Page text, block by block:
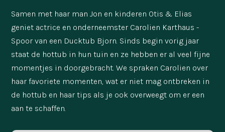
Samen met haar man Jon en kinderen Otis & Elias
geniet actrice en onderneemster Carolien Karthaus -
Spoor van een Ducktub Bjorn. Sinds begin vorig jaar
staat de hottub in hun tuin en ze hebben er al veel fijne
momentjes in doorgebracht. We spraken Carolien over
haar favoriete momenten, wat er niet mag ontbreken in
de hottub en haar tips als je ook overweegt om er een
aan te schaffen.